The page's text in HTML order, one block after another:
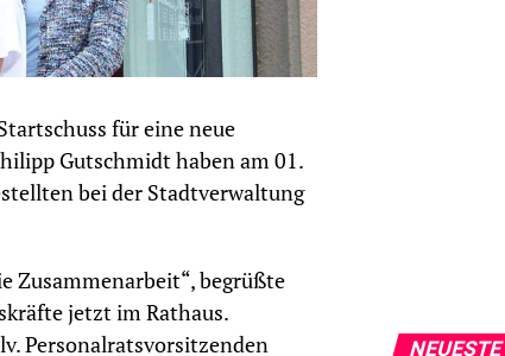
für eine neue
Gutschmidt haben am 01.
bei der Stadtverwaltung
Zusammenarbeit“, begrüßte
jetzt im Rathaus.
Personalratsvorsitzenden
NEUESTE